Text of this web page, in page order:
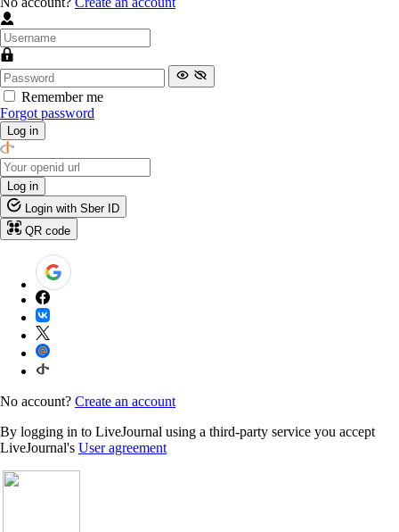
Remember me
Forgot password
Log in
Log in
Login with Sber ID
QR code
No account? Create an account
By logging in to LiveJournal using a third-party service you accept
LiveJournal's User agreement